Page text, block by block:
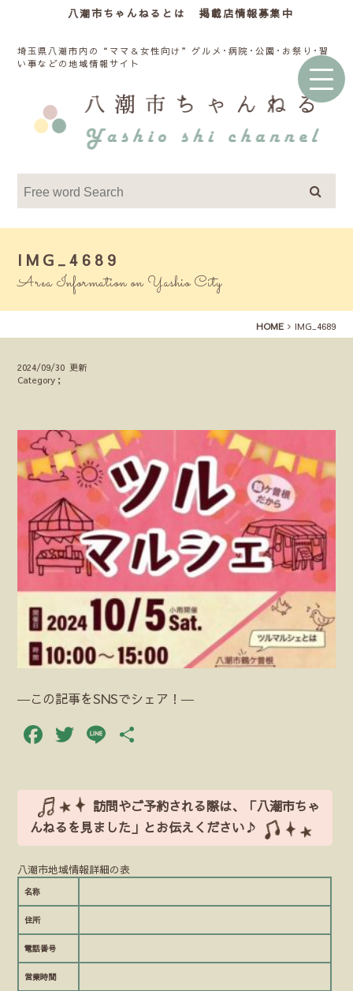
八潮市ちゃんねるとは 掲載店情報募集中
埼玉県八潮市内の“ママ＆女性向け”グルメ･病院･公園･お祭り･習
い事などの地域情報サイト
IMG_4689
Area Information on Yashio City
HOME IMG_4689
2024/09/30 更新
Category；
―この記事をSNSでシェア！―
Facebook
Twitter
Line
訪問やご予約される際は、「八潮市ちゃ
んねるを見ました」とお伝えください♪
八潮市地域情報詳細の表
名称
住所
電話番号
営業時間